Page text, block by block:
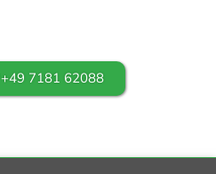
+49 7181 62088